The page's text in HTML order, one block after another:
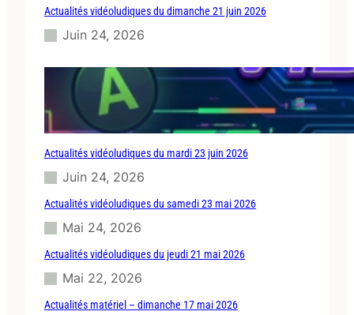
Actualités vidéoludiques du dimanche 21 juin 2026
Juin 24, 2026
Actualités vidéoludiques du mardi 23 juin 2026
Juin 24, 2026
Actualités vidéoludiques du samedi 23 mai 2026
Mai 24, 2026
Actualités vidéoludiques du jeudi 21 mai 2026
Mai 22, 2026
Actualités matériel – dimanche 17 mai 2026